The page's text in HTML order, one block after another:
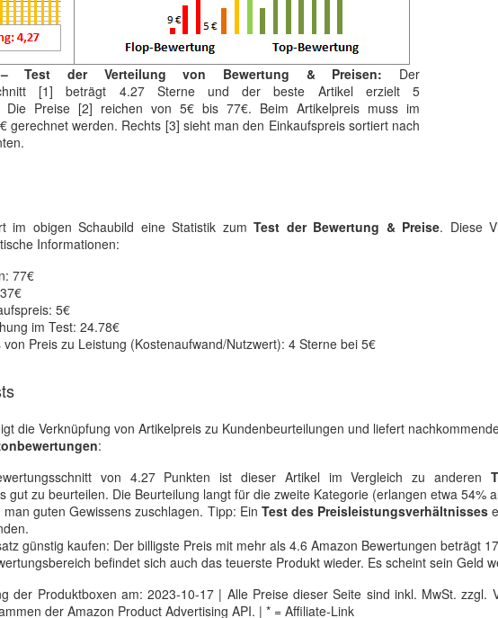
– Test der Verteilung von Bewertung & Preisen: Der
[1] beträgt 4.27 Sterne und der beste Artikel erzielt 5
Die Preise [2] reichen von 5€ bis 77€. Beim Artikelpreis muss im
gerechnet werden. Rechts [3] sieht man den Einkaufspreis sortiert nach
im obigen Schaubild eine Statistik zumTest der Bewertung & Preise. Diese
Informationen:
77€
5€
im Test: 24.78€
von Preis zu Leistung (Kostenaufwand/Nutzwert): 4 Sterne bei 5€
die Verknüpfung von Artikelpreis zu Kundenbeurteilungen und liefert
:
von 4.27 Punkten ist dieser Artikel im Vergleich zu anderen
gut zu beurteilen. Die Beurteilung langt für die zweite Kategorie (erlangen etwa 54%
guten Gewissens zuschlagen. Tipp: Ein Test des Preisleistungsverhältnisses
günstig kaufen: Der billigste Preis mit mehr als 4.6 Amazon Bewertungen beträgt
befindet sich auch das teuerste Produkt wieder. Es scheint sein Geld
der Produktboxen am: 2023-10-17 | Alle Preise dieser Seite sind inkl. MwSt. zzgl.
der Amazon Product Advertising API. | * = Affiliate-Link